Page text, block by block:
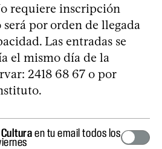
requiere inscripción
por orden de llegada
Las entradas se
el mismo día de la
2418 68 67 o por
Culturaen tu email todos los